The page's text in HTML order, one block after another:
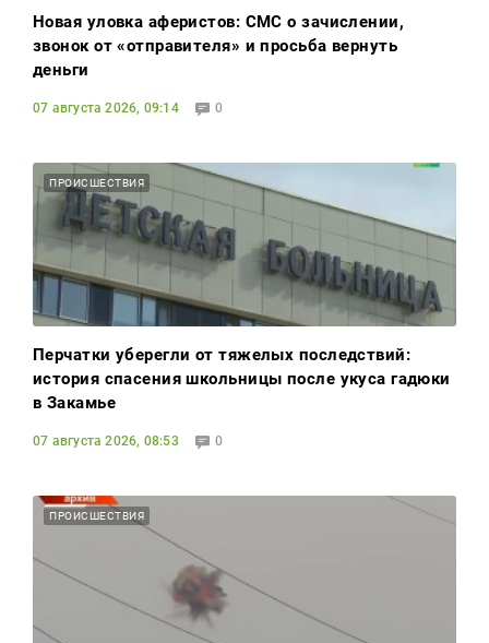
Новая уловка аферистов: СМС о зачислении,
звонок от «отправителя» и просьба вернуть
деньги
07 августа 2026, 09:14 0
ПРОИСШЕСТВИЯ
Перчатки уберегли от тяжелых последствий:
история спасения школьницы после укуса гадюки
в Закамье
07 августа 2026, 08:53 0
ПРОИСШЕСТВИЯ